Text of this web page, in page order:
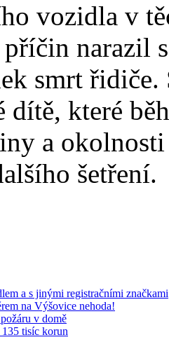
vozidla v
narazil
smrt
které
a
šetření.
a s jinými registračními značkami
na Výšovice nehoda!
v domě
tisíc korun